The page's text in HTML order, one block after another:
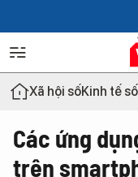
Xã hội sốKinh tế số
Các ứng
trên